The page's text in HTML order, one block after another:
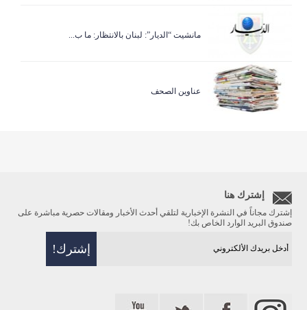
مانشيت “الديار”: لبنان بالانتظار: ما ب...
عناوين الصحف
إشترك هنا
إشترك مجاناً في النشرة الإخبارية لتلقي أحدث الأخبار ومقالات حصرية مباشرة على
صندوق البريد الوارد الخاص بك!